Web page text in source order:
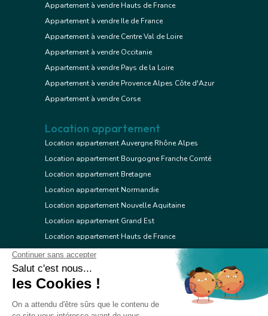
Appartement à vendre Hauts de France
Appartement à vendre Ile de France
Appartement à vendre Centre Val de Loire
Appartement à vendre Occitanie
Appartement à vendre Pays de la Loire
Appartement à vendre Provence Alpes Côte d'Azur
Appartement à vendre Corse
Location appartement
Location appartement Auvergne Rhône Alpes
Location appartement Bourgogne Franche Comté
Location appartement Bretagne
Location appartement Normandie
Location appartement Nouvelle Aquitaine
Location appartement Grand Est
Location appartement Hauts de France
Location appartement Ile de France
Location appartement Centre Val de Loire
Location appartement Occitanie